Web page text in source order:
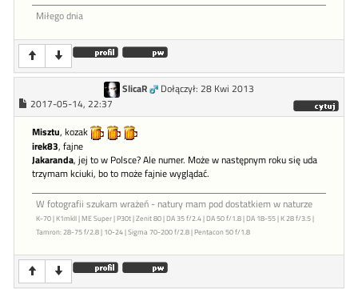
Miłego dnia
SlicaR
Dołączył: 28 Kwi 2013
2017-05-14, 22:37
Misztu, kozak
irek83, fajne
Jakaranda, jej to w Polsce? Ale numer. Może w następnym roku się uda
trzymam kciuki, bo to może fajnie wyglądać.
W fotografii szukam wrażeń - natury mam pod dostatkiem w naturze
K-70 | K1mkII | ME Super | P30t | Zenit 80 | DA 35 f/2.4 | DA 50 f/1.8 | DA 18-55 | K 28 f/3.5 |
Tamron: 28-75 f/2.8 | 10-24 | Sigma 70-200 f/2.8 | Pentacon 50 f/1.8